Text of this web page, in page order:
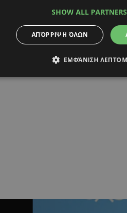
SHOW ALL PARTNERS
ΑΠΌΡΡΙΨΗ ΌΛΩΝ
ΕΜΦΆΝΙΣΗ